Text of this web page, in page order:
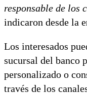
responsable de los
indicaron desde la
Los interesados
sucursal del banco
personalizado o
través de los